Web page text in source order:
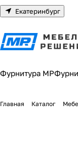
Екатеринбург
Фурнитура МР
Главная Каталог